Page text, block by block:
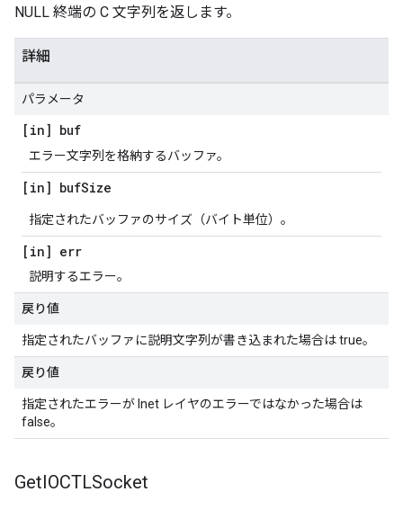
NULL 終端の C 文字列を返します。
詳細
パラメータ
[in] buf
エラー文字列を格納するバッファ。
[in] bufSize
指定されたバッファのサイズ（バイト単位）。
[in] err
説明するエラー。
戻り値
指定されたバッファに説明文字列が書き込まれた場合は true。
戻り値
指定されたエラーが Inet レイヤのエラーではなかった場合は
false。
GetIOCTLSocket